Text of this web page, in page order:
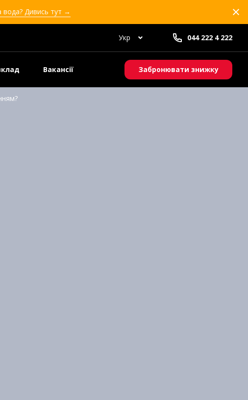
вода? Дивись тут →
Укр 044 222 4 222
Вакансії Забронювати знижку